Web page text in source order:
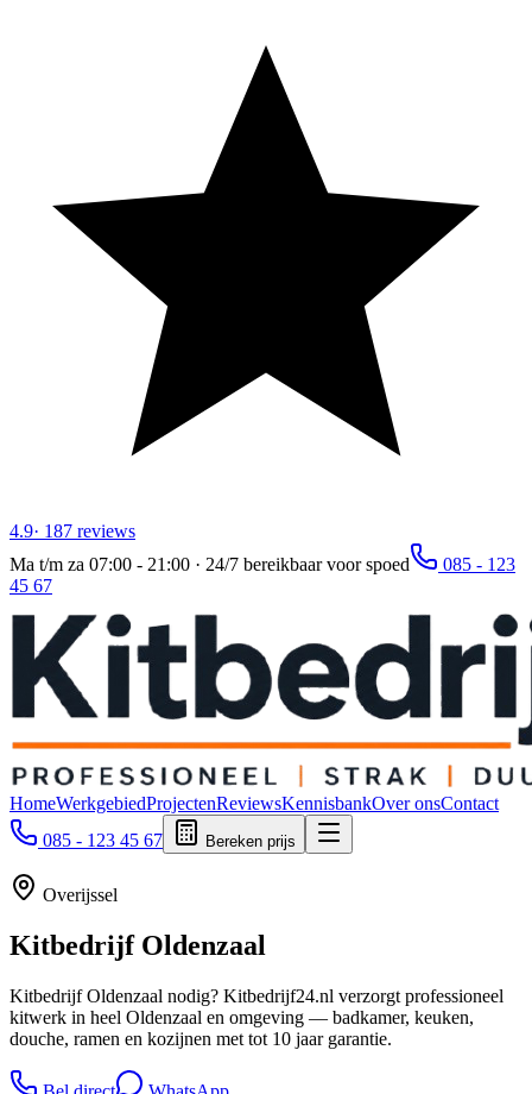
4.9· 187 reviews
Ma t/m za 07:00 - 21:00 · 24/7 bereikbaar voor spoed
085 - 123
45 67
HomeWerkgebiedProjectenReviewsKennisbankOver onsContact
085 - 123 45 67
Bereken prijs
Overijssel
Kitbedrijf Oldenzaal
Kitbedrijf Oldenzaal nodig? Kitbedrijf24.nl verzorgt professioneel
kitwerk in heel Oldenzaal en omgeving — badkamer, keuken,
douche, ramen en kozijnen met tot 10 jaar garantie.